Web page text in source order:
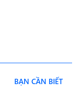
BẠN CẦN BIẾT